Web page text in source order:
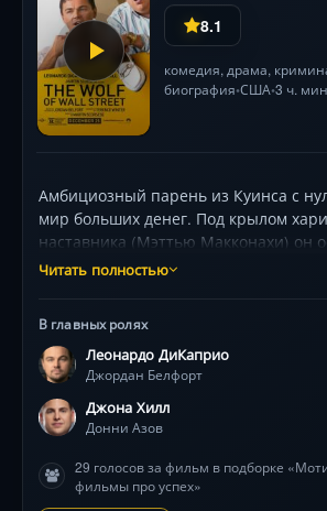
8.1
комедия, драма,
биография•США• 3 ч.
Амбициозный парень из Куинса с
мир больших денег. Под крылом
наставника (Мэттью Макконахи) он
тёмные законы Уолл-стрит, где успех
Oakmont, герой погружается в
вечеринок, жёлтых таблеток
махинаций. Но чем выше взлёт — тем
падение: агент ФБР (Кайл Чендлер)
«волком». Ди Каприо, Джона Хилл и
алчности.
Читать полностью
В главных ролях
Леонардо ДиКаприо
Джордан Белфорт
Джона Хилл
Донни Азов
29 голосов за фильм в подборке
фильмы про успех»